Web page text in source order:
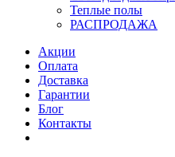
Теплые полы
РАСПРОДАЖА
Акции
Оплата
Доставка
Гарантии
Блог
Контакты